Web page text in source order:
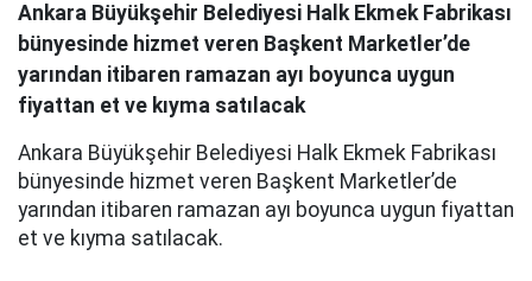
Ankara Büyükşehir Belediyesi Halk Ekmek Fabrikası
bünyesinde hizmet veren Başkent Marketler’de
yarından itibaren ramazan ayı boyunca uygun
fiyattan et ve kıyma satılacak
Ankara Büyükşehir Belediyesi Halk Ekmek Fabrikası
bünyesinde hizmet veren Başkent Marketler’de
yarından itibaren ramazan ayı boyunca uygun fiyattan
et ve kıyma satılacak.